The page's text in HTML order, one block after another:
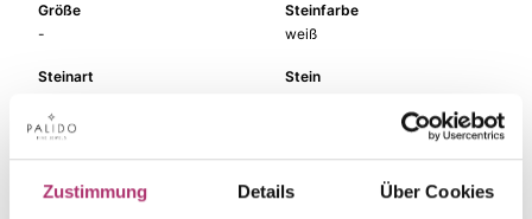
Zustimmung Details Über Cookies
Größe
-
Steinfarbe
weiß
Steinart
Stein